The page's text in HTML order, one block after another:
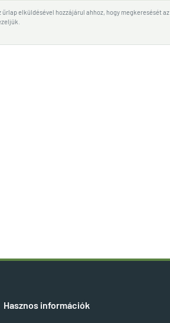
űrlap elküldésével hozzájárul ahhoz, hogy megkeresését az
Hasznos információk